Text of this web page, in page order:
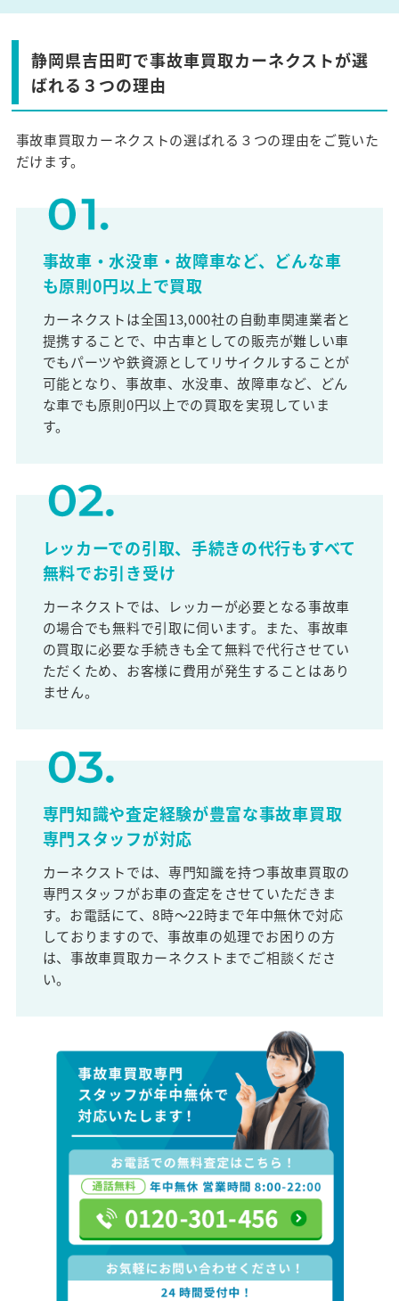
静岡県吉田町で事故車買取カーネクストが選
ばれる３つの理由
事故車買取カーネクストの選ばれる３つの理由をご覧いた
だけます。
事故車・水没車・故障車など、どんな車
も原則0円以上で買取
カーネクストは全国13,000社の自動車関連業者と
提携することで、中古車としての販売が難しい車
でもパーツや鉄資源としてリサイクルすることが
可能となり、事故車、水没車、故障車など、どん
な車でも原則0円以上での買取を実現していま
す。
レッカーでの引取、手続きの代行もすべて
無料でお引き受け
カーネクストでは、レッカーが必要となる事故車
の場合でも無料で引取に伺います。また、事故車
の買取に必要な手続きも全て無料で代行させてい
ただくため、お客様に費用が発生することはあり
ません。
専門知識や査定経験が豊富な事故車買取
専門スタッフが対応
カーネクストでは、専門知識を持つ事故車買取の
専門スタッフがお車の査定をさせていただきま
す。お電話にて、8時～22時まで年中無休で対応
しておりますので、事故車の処理でお困りの方
は、事故車買取カーネクストまでご相談くださ
い。